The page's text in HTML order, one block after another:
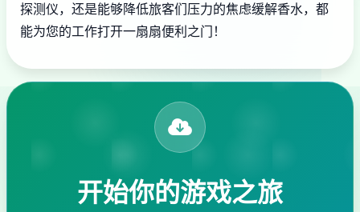
探测仪，还是能够降低旅客们压力的焦虑缓解香水，都
能为您的工作打开一扇扇便利之门！
开始你的游戏之旅